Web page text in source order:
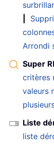
Arrondi
Super
critères
valeurs
Liste
liste